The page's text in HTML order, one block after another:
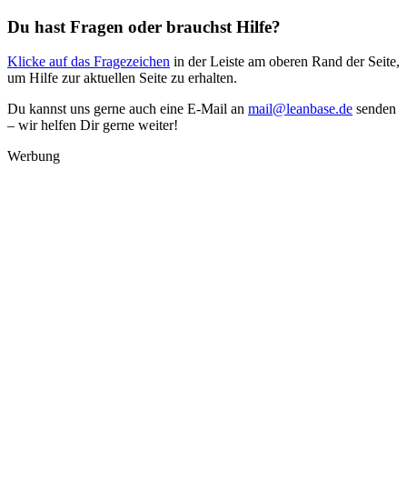
Du hast Fragen oder brauchst Hilfe?
Klicke auf das Fragezeichen in der Leiste am oberen Rand der Seite,
um Hilfe zur aktuellen Seite zu erhalten.
Du kannst uns gerne auch eine E-Mail an mail@leanbase.de senden
– wir helfen Dir gerne weiter!
Werbung